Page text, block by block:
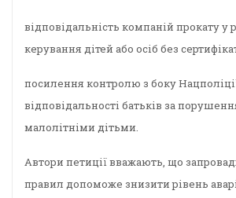
відповідальність компаній прокату у
керування дітей або осіб без
посилення контролю з боку
відповідальності батьків за
малолітніми дітьми.
Автори петиції вважають, що
правил допоможе знизити рівень